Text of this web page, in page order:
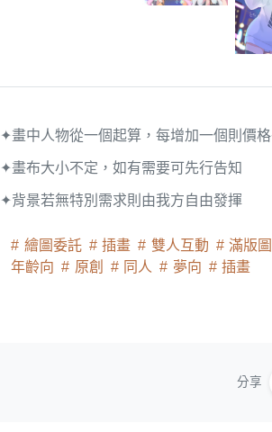
✦畫中人物從一個起算，每增加一個則價
✦畫布大小不定，如有需要可先行告知
✦背景若無特別需求則由我方自由發揮
繪圖委託 插畫 雙人互動
滿版
年齡向
原創 同人 夢向 插畫
分享